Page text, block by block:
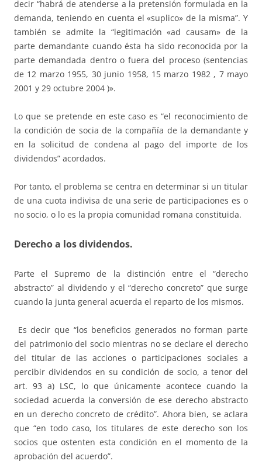
decir “habrá de atenderse a la pretensión formulada en la
demanda, teniendo en cuenta el «suplico» de la misma”. Y
también se admite la “legitimación «ad causam» de la
parte demandante cuando ésta ha sido reconocida por la
parte demandada dentro o fuera del proceso (sentencias
de 12 marzo 1955, 30 junio 1958, 15 marzo 1982 , 7 mayo
2001 y 29 octubre 2004 )».
Lo que se pretende en este caso es “el reconocimiento de
la condición de socia de la compañía de la demandante y
en la solicitud de condena al pago del importe de los
dividendos” acordados.
Por tanto, el problema se centra en determinar si un titular
de una cuota indivisa de una serie de participaciones es o
no socio, o lo es la propia comunidad romana constituida.
Derecho a los dividendos.
Parte el Supremo de la distinción entre el “derecho
abstracto” al dividendo y el “derecho concreto” que surge
cuando la junta general acuerda el reparto de los mismos.
Es decir que “los beneficios generados no forman parte
del patrimonio del socio mientras no se declare el derecho
del titular de las acciones o participaciones sociales a
percibir dividendos en su condición de socio, a tenor del
art. 93 a) LSC, lo que únicamente acontece cuando la
sociedad acuerda la conversión de ese derecho abstracto
en un derecho concreto de crédito”. Ahora bien, se aclara
que “en todo caso, los titulares de este derecho son los
socios que ostenten esta condición en el momento de la
aprobación del acuerdo”.